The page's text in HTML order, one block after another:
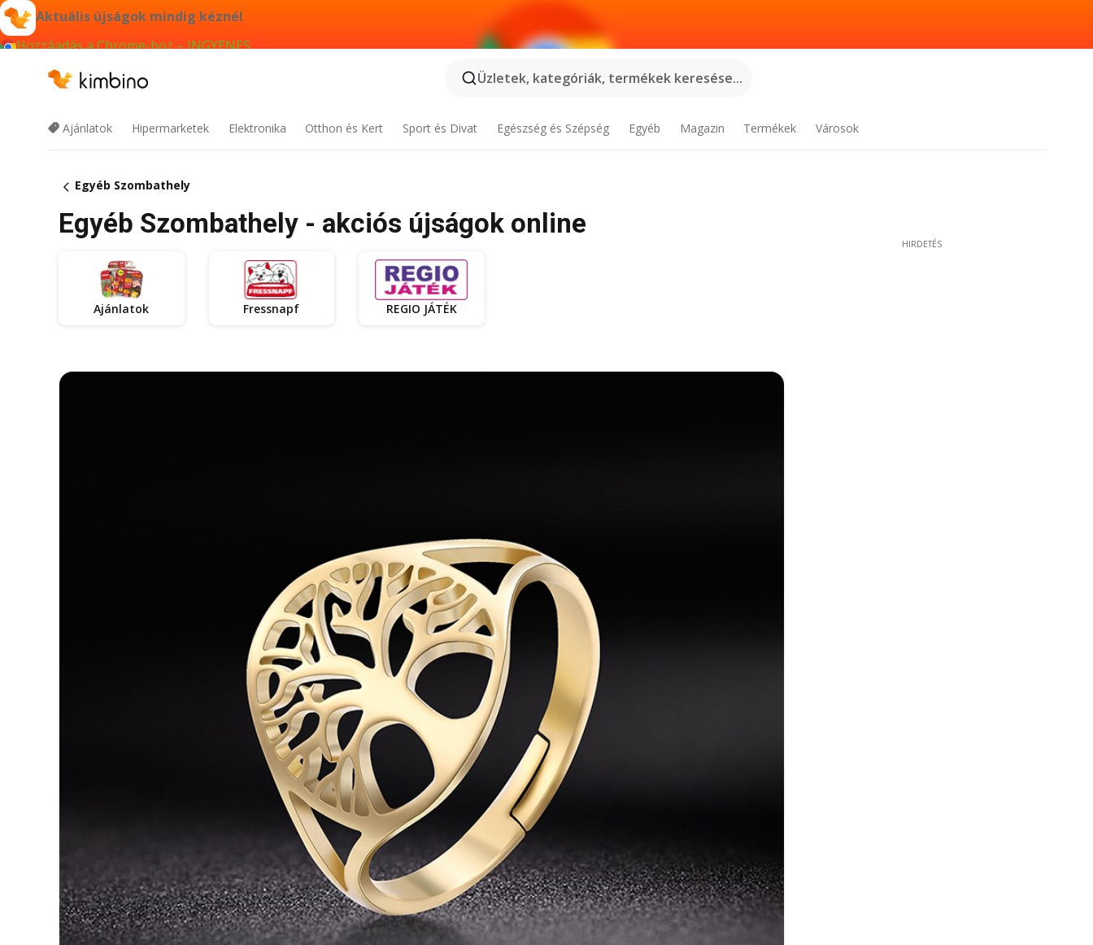
Aktuális újságok mindig kéznél
Hozzáadás a Chrome-hoz – INGYENES
Üzletek, kategóriák, termékek keresése...
Ajánlatok Hipermarketek Elektronika Otthon és Kert Sport és Divat Egészség és Szépség Egyéb Magazin Termékek Városok
Egyéb Szombathely
Egyéb Szombathely - akciós újságok online
Ajánlatok Fressnapf REGIO JÁTÉK
HIRDETÉS